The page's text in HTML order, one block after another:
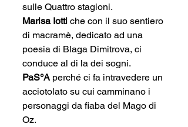
sulle Quattro stagioni.
Marisa Iotti che con il suo sentiero
di macramè, dedicato ad una
poesia di Blaga Dimitrova, ci
conduce al di la dei sogni.
PaS°A perché ci fa intravedere un
acciotolato su cui camminano i
personaggi da fiaba del Mago di
Oz.